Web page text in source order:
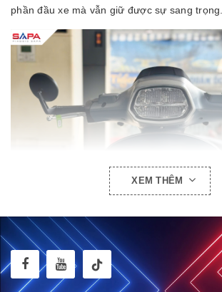
phần đầu xe mà vẫn giữ được sự sang trọng.
Ưu điểm vượt trội của cặp Gương gù:
XEM THÊM